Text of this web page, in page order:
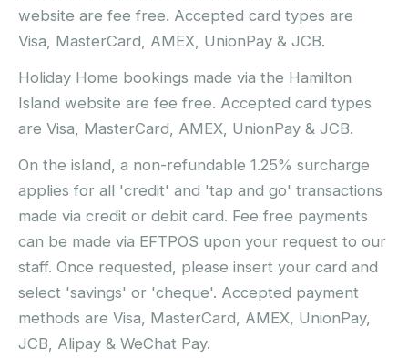
website are fee free. Accepted card types are
Visa, MasterCard, AMEX, UnionPay & JCB.
Holiday Home bookings made via the Hamilton
Island website are fee free. Accepted card types
are Visa, MasterCard, AMEX, UnionPay & JCB.
On the island, a non-refundable 1.25% surcharge
applies for all 'credit' and 'tap and go' transactions
made via credit or debit card. Fee free payments
can be made via EFTPOS upon your request to our
staff. Once requested, please insert your card and
select 'savings' or 'cheque'. Accepted payment
methods are Visa, MasterCard, AMEX, UnionPay,
JCB, Alipay & WeChat Pay.